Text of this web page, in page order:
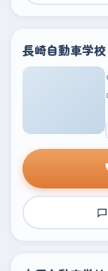
長崎自動車学校